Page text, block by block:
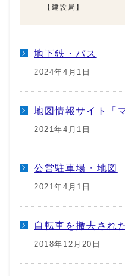
【建設局】
地下鉄・バス
2024年4月1日
地図情報サイト「
2021年4月1日
公営駐車場・地図
2021年4月1日
自転車を撤去され
2018年12月20日